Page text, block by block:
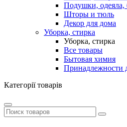
Подушки, одеяла,
Шторы и тюль
Декор для дома
Уборка, стирка
Уборка, стирка
Все товары
Бытовая химия
Принадлежности
Категорії товарів